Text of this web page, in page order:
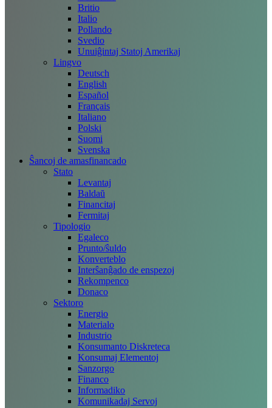
Britio
Italio
Pollando
Svedio
Unuiĝintaj Statoj Amerikaj
Lingvo
Deutsch
English
Español
Français
Italiano
Polski
Suomi
Svenska
Ŝancoj de amasfinancado
Stato
Levantaj
Baldaŭ
Financitaj
Fermitaj
Tipologio
Egaleco
Prunto/ŝuldo
Konverteblo
Interŝanĝado de enspezoj
Rekompenco
Donaco
Sektoro
Energio
Materialo
Industrio
Konsumanto Diskreteca
Konsumaj Elementoj
Sanzorgo
Financo
Informadiko
Komunikadaj Servoj